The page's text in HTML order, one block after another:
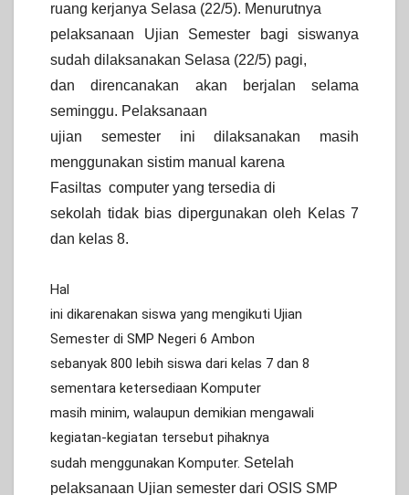
ruang kerjanya Selasa (22/5). Menurutnya
pelaksanaan Ujian Semester bagi siswanya
sudah dilaksanakan Selasa (22/5) pagi,
dan direncanakan akan berjalan selama
seminggu. Pelaksanaan
ujian semester ini dilaksanakan masih
menggunakan sistim manual karena
Fasiltas computer yang tersedia di
sekolah tidak bias dipergunakan oleh Kelas 7
dan kelas 8.
Hal
ini dikarenakan siswa yang mengikuti Ujian
Semester di SMP Negeri 6 Ambon
sebanyak 800 lebih siswa dari kelas 7 dan 8
sementara ketersediaan Komputer
masih minim, walaupun demikian mengawali
kegiatan-kegiatan tersebut pihaknya
sudah menggunakan Komputer. Setelah
pelaksanaan Ujian semester dari OSIS SMP